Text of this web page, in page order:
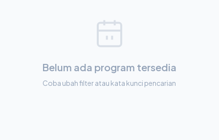
Belum ada program tersedia
Coba ubah filter atau kata kunci pencarian